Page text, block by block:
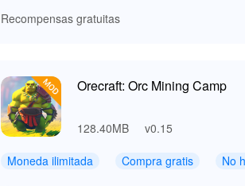
Recompensas gratuitas
Orecraft: Orc Mining Camp
128.40MB v0.15
Moneda ilimitada Compra gratis No